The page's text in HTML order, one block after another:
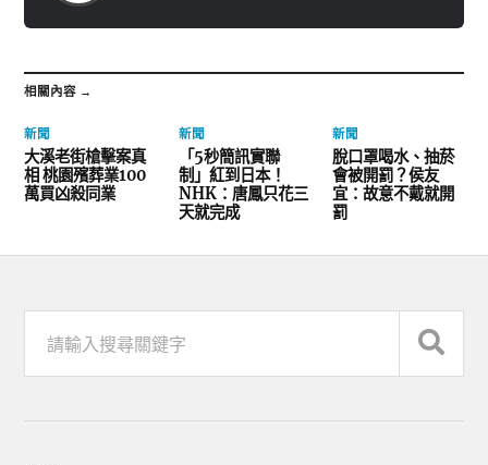
相關內容 →
新聞
大溪老街槍擊案真
相 桃園殯葬業100
萬買凶殺同業
新聞
「5秒簡訊實聯
制」紅到日本！
NHK：唐鳳只花三
天就完成
新聞
脫口罩喝水、抽菸
會被開罰？侯友
宜：故意不戴就開
罰